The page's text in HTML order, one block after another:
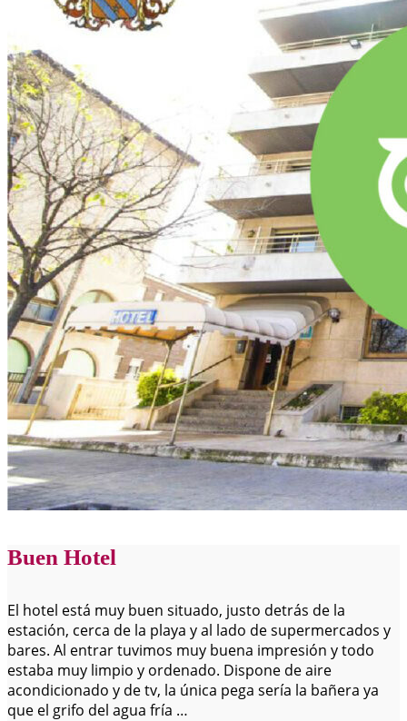
Buen Hotel
El hotel está muy buen situado, justo detrás de la
estación, cerca de la playa y al lado de supermercados y
bares. Al entrar tuvimos muy buena impresión y todo
estaba muy limpio y ordenado. Dispone de aire
acondicionado y de tv, la única pega sería la bañera ya
que el grifo del agua fría …